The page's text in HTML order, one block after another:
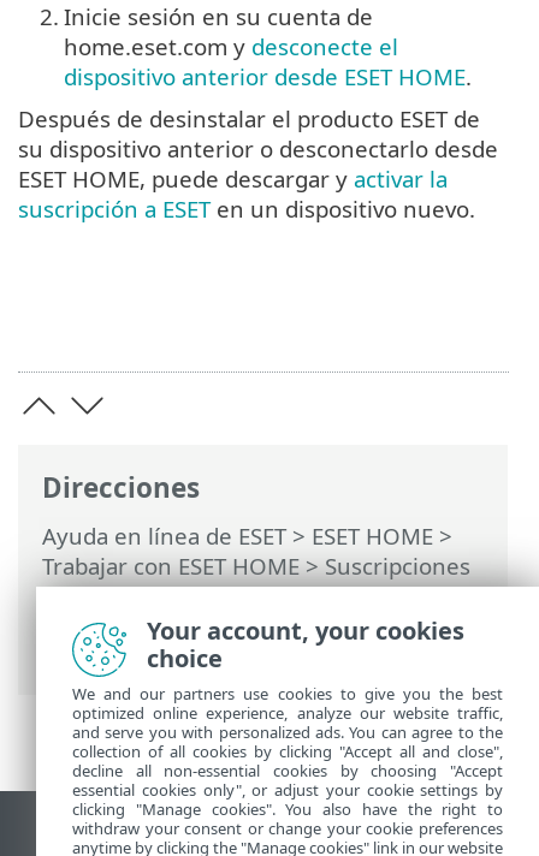
Direcciones
Ayuda en línea de ESET> ESET HOME >
Trabajar con ESET HOME>Suscripciones
y administración de suscripciones>
Transferir una suscripción a un
dispositivo nuevo
2. Inicie sesión en su cuenta de
home.eset.com y desconecte el
dispositivo anterior desde ESET HOME.
Después de desinstalar el producto ESET de
su dispositivo anterior o desconectarlo desde
ESET HOME, puede descargar y activar la
suscripción a ESETen un dispositivo nuevo.
Ver sitio para ordenador
Your account, your cookies
choice
We and our partners use cookies to give you the best
optimized online experience, analyze our website traffic,
and serve you with personalized ads. You can agree to the
collection of all cookies by clicking "Accept all and close",
decline all non-essential cookies by choosing "Accept
essential cookies only", or adjust your cookie settings by
clicking "Manage cookies". You also have the right to
withdraw your consent or change your cookie preferences
anytime by clicking the "Manage cookies" link in our website